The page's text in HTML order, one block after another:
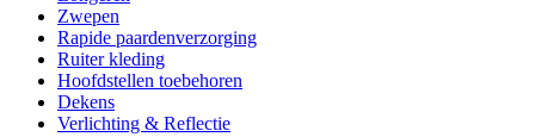
Zwepen
Rapide paardenverzorging
Ruiter kleding
Hoofdstellen toebehoren
Dekens
Verlichting & Reflectie